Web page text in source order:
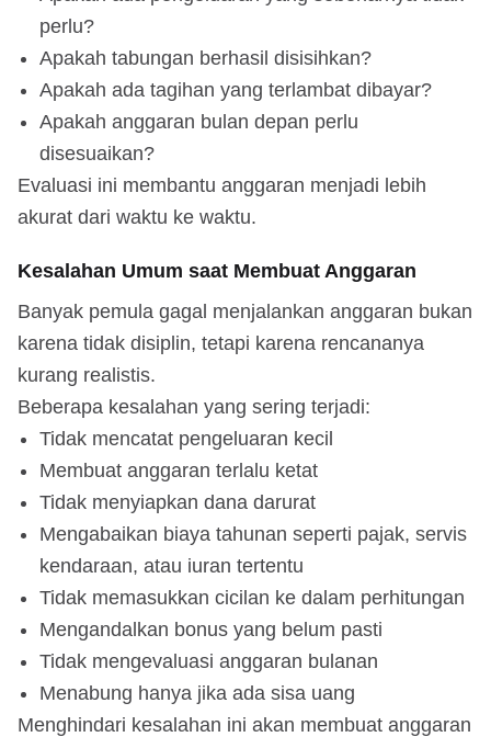
perlu?
Apakah tabungan berhasil disisihkan?
Apakah ada tagihan yang terlambat dibayar?
Apakah anggaran bulan depan perlu
disesuaikan?
Evaluasi ini membantu anggaran menjadi lebih
akurat dari waktu ke waktu.
Kesalahan Umum saat Membuat Anggaran
Banyak pemula gagal menjalankan anggaran bukan
karena tidak disiplin, tetapi karena rencananya
kurang realistis.
Beberapa kesalahan yang sering terjadi:
Tidak mencatat pengeluaran kecil
Membuat anggaran terlalu ketat
Tidak menyiapkan dana darurat
Mengabaikan biaya tahunan seperti pajak, servis
kendaraan, atau iuran tertentu
Tidak memasukkan cicilan ke dalam perhitungan
Mengandalkan bonus yang belum pasti
Tidak mengevaluasi anggaran bulanan
Menabung hanya jika ada sisa uang
Menghindari kesalahan ini akan membuat anggaran